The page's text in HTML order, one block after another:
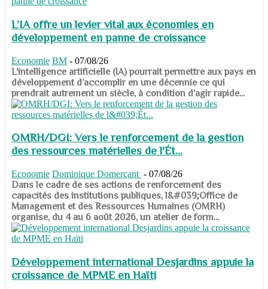
L’IA offre un levier vital aux économies en
développement en panne de croissance
Economie BM - 07/08/26
​​​​​​​L’intelligence artificielle (IA) pourrait permettre aux pays en
développement d’accomplir en une décennie ce qui
prendrait autrement un siècle, à condition d’agir rapide...
OMRH/DGI: Vers le renforcement de la gestion
des ressources matérielles de l'Ét...
Economie Dominique Domerçant - 07/08/26
Dans le cadre de ses actions de renforcement des
capacités des institutions publiques, l&#039;Office de
Management et des Ressources Humaines (OMRH)
organise, du 4 au 6 août 2026, un atelier de form...
Développement international Desjardins appuie la
croissance de MPME en Haïti